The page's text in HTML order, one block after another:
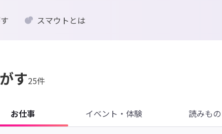
スマウトとは
す25件
お仕事 イベント・体験 読みもの